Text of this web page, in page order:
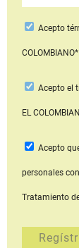
Acepto
COLOMBIANO*
Acepto el
EL
Acepto
personales
Tratamiento